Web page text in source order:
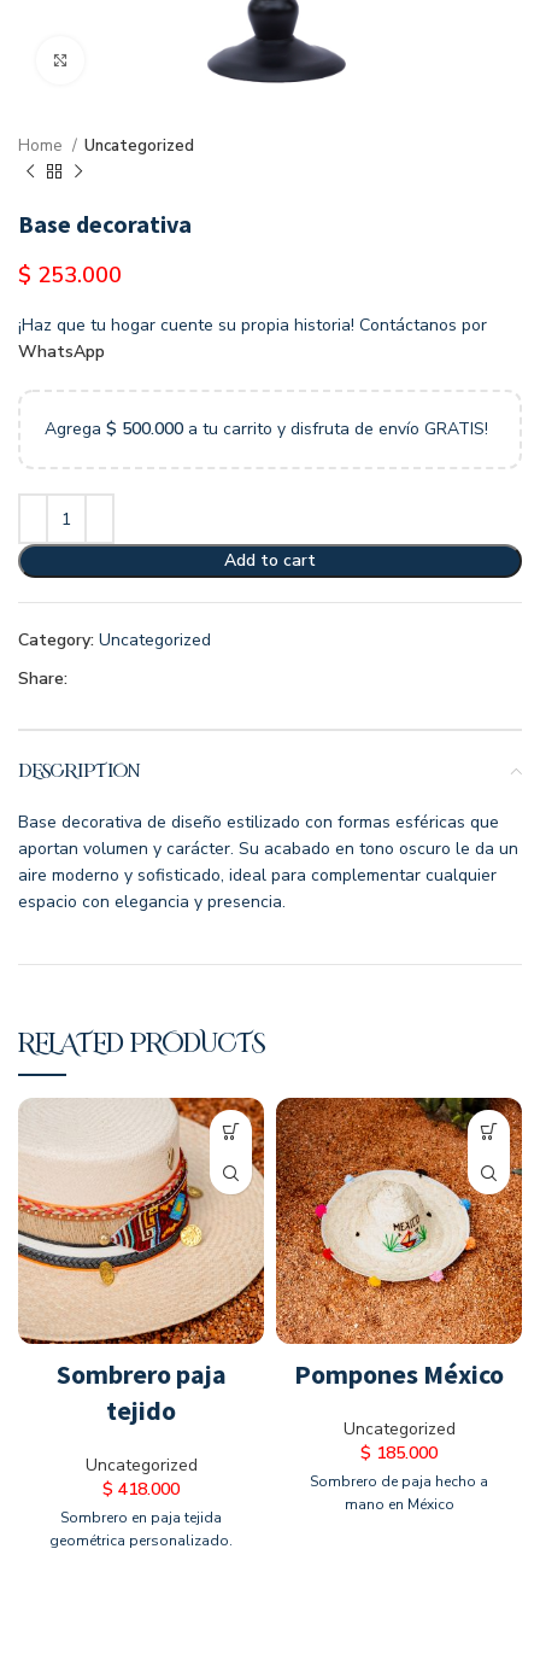
Clic para agrandar
Home Uncategorized
Base decorativa
$ 253.000
¡Haz que tu hogar cuente su propia historia! Contáctanos por
WhatsApp
Agrega $ 500.000 a tu carrito y disfruta de envío GRATIS!
Add to cart
Category: Uncategorized
Share:
DESCRIPTION
Base decorativa de diseño estilizado con formas esféricas que
aportan volumen y carácter. Su acabado en tono oscuro le da un
aire moderno y sofisticado, ideal para complementar cualquier
espacio con elegancia y presencia.
RELATED PRODUCTS
Sombrero paja
tejido
Uncategorized
$ 418.000
Sombrero en paja tejida
geométrica personalizado.
Pompones México
Uncategorized
$ 185.000
Sombrero de paja hecho a
mano en México